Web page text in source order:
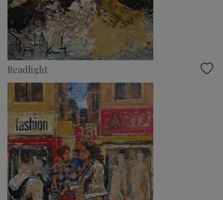
Readlight